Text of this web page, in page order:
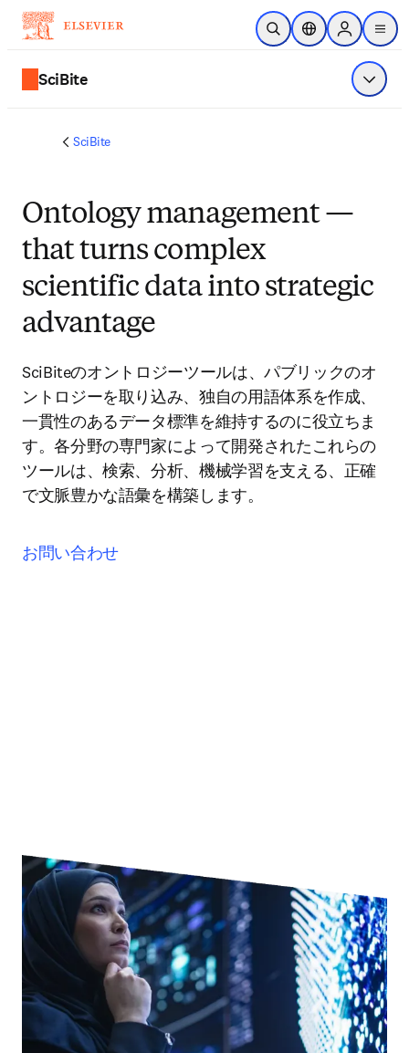
メインのコンテンツにスキップ
検索を開くロケーションセレ
Sign in to
menu
SciBite メニュ
SciBite
Ontology management —
that turns complex
scientific data into strategic
advantage
SciBiteのオントロジーツールは、パブリックのオ
ントロジーを取り込み、独自の用語体系を作成、
一貫性のあるデータ標準を維持するのに役立ちま
す。各分野の専門家によって開発されたこれらの
ツールは、検索、分析、機械学習を支える、正確
で文脈豊かな語彙を構築します。
お問い合わせ